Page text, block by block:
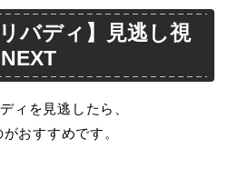
バディ】見逃し視
ィを見逃したら、
おすすめです。